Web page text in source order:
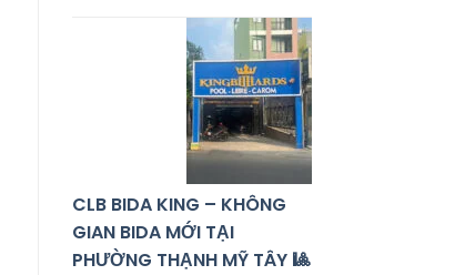
CLB BIDA KING – KHÔNG
GIAN BIDA MỚI TẠI
PHƯỜNG THẠNH MỸ TÂY 🎱